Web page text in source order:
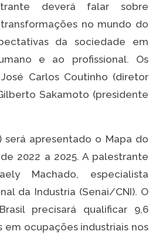
deverá falar sobre
no mundo do
da sociedade em
e ao profissional. Os
Carlos Coutinho (diretor
Sakamoto (presidente
será apresentado o Mapa do
2022 a 2025. A palestrante
Machado, especialista
da Industria (Senai/CNI). O
precisará qualificar 9,6
em ocupações industriais nos